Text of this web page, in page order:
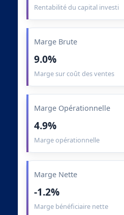
Rentabilité du capital investi
Marge Brute
9.0%
Marge sur coût des ventes
Marge Opérationnelle
4.9%
Marge opérationnelle
Marge Nette
-1.2%
Marge bénéficiaire nette